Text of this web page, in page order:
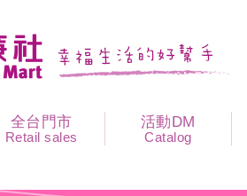
全台門市
Retail sales
活動DM
Catalog